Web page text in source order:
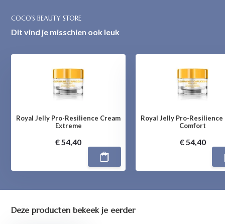
COCO'S BEAUTY STORE
Dit vind je misschien ook leuk
Royal Jelly Pro-Resilience Cream
Extreme
€ 54,40
Royal Jelly Pro-Resilience
Comfort
€ 54,40
Deze producten bekeek je eerder